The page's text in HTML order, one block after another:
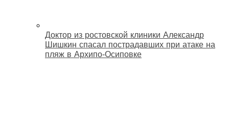
Доктор из ростовской клиники Александр
Шишкин спасал пострадавших при атаке на
пляж в Архипо‑Осиповке